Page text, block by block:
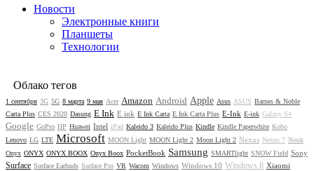
Новости
Электронные книги
Планшеты
Технологии
Облако тегов
1 сентября 3G 5G 8 марта 9 мая Acer Amazon Android Apple Asus ASUS Barnes & Noble
Carta Plus CES 2020 Dasung E Ink E ink E Ink Carta E Ink Carta Plus E-Ink E-ink Galaxy S4
Google GoPro HP Huawei Intel iPad Kaleido 3 Kaleido Plus Kindle Kindle Paperwhite Kobo
Lenovo LG LTE Microsoft MOON Light MOON Light 2 Moon Light 2 Nexus Nexus 7 Nook
Onyx ONYX ONYX BOOX Onyx Boox PocketBook Samsung SMARTlight SNOW Field Sony
Surface Surface Earbuds Surface Pro VR Wacom Windows Windows 10 Windows 8 Xiaomi